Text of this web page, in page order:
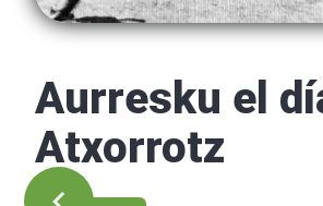
Aurresku el
Atxorrotz